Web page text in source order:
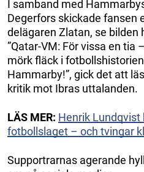
I samband med
Degerfors skickade fansen
delägaren Zlatan, se bilden
”Qatar-VM: För vissa en tia
mörk fläck i
Hammarby!”, gick det att
kritik mot Ibras uttalanden.
LÄS MER: Henrik Lundqvist
fotbollslaget – och tvingar
Supportrarnas agerande